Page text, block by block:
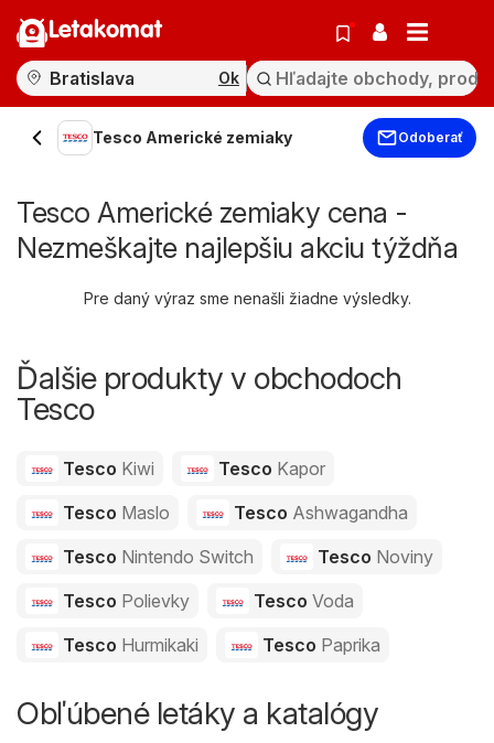
Letakomat
Ok
Tesco Americké zemiaky Odoberať
Tesco Americké zemiaky cena -
Nezmeškajte najlepšiu akciu týždňa
Pre daný výraz sme nenašli žiadne výsledky.
Ďalšie produkty v obchodoch
Tesco
Tesco Kiwi Tesco Kapor
Tesco Maslo Tesco Ashwagandha
Tesco Nintendo Switch Tesco Noviny
Tesco Polievky Tesco Voda
Tesco Hurmikaki Tesco Paprika
Obľúbené letáky a katalógy